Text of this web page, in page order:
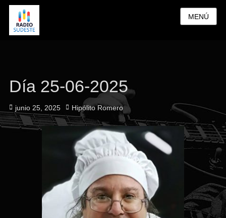
MENÚ
Día 25-06-2025
Publicado
el
junio 25, 2025 Autor
Hipólito Romero